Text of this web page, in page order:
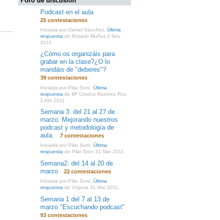
Podcast en el aula
25 contestaciones
Iniciada por Daniel Sánchez. Última
respuesta de Rosario Muñoz 2 Nov
2011.
¿Cómo os organizáis para
grabar en la clase?¿O lo
mandáis de "deberes"?
39 contestaciones
Iniciada por Pilar Soro. Última
respuesta de Mº Cristina Ramírez Ros
1 Abr 2011.
Semana 3: del 21 al 27 de
marzo. Mejorando nuestros
podcast y metodología de
aula.
7 contestaciones
Iniciada por Pilar Soro. Última
respuesta de Pilar Soro 31 Mar 2011.
Semana2: del 14 al 20 de
marzo
22 contestaciones
Iniciada por Pilar Soro. Última
respuesta de Virginia 31 Mar 2011.
Semana 1 del 7 al 13 de
marzo "Escuchando podcast"
93 contestaciones